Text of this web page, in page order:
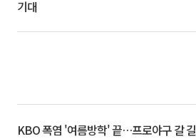
기대
KBO 폭염 '여름방학' 끝…프로야구 갈 길